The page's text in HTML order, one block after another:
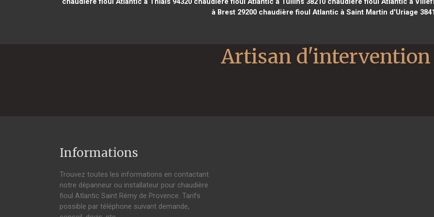
à Brest 29200 chaudière fioul Atlantic à Saint Martin d'Uriage
Informations
Trouvez toutes les informations en contactant
notre dépanneur ou installateur pour chaudière
fioul Atlantic Saint Rémy de Provence. Tarifs
possible par téléphone suivant demande,
Artisan d'intervention